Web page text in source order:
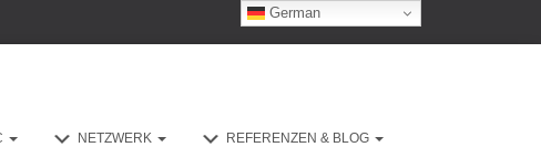
NETZWERK REFERENZEN & BLOG
German